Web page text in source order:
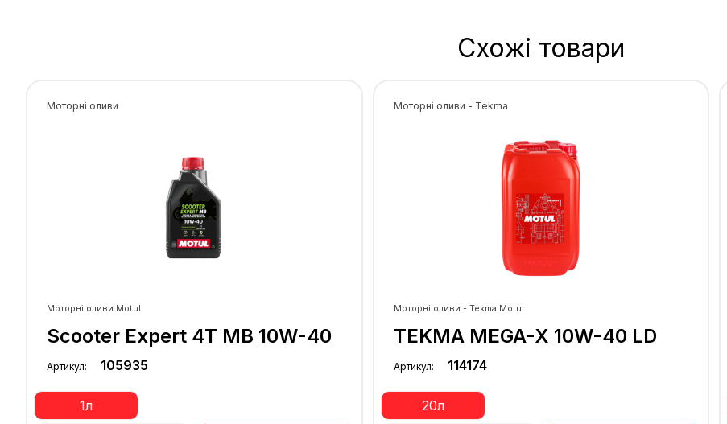
передач або без неї, "мокрим" або "сухим"
впорскування повітря у вихлопну трубу.
Розроблено для важких умов експлуатації, гоночної
та повсякденної їзди.
Інше застосування: квадроцикли, UTV, SxS, особисті
гідроцикли (PWC) або снігоходи залежно від
Схожі товари
Моторні оливи
Моторні оливи Motul
Scooter Expert 4T MB 10W-40
Артикул: 105935
1л
Моторні оливи - Tekma
Моторні оливи - Tekma Motul
TEKMA MEGA-X 10W-40 LD
Артикул: 114174
20л